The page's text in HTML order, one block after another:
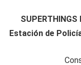
Estación de